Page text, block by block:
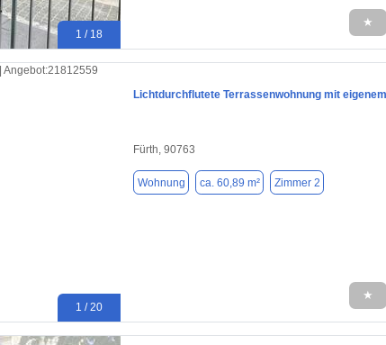
1 / 18
★
1 / 20
Lichtdurchflutete Terrassenwohnung mit
Fürth, 90763
Wohnung ca. 60,89 m² Zimmer 2
★